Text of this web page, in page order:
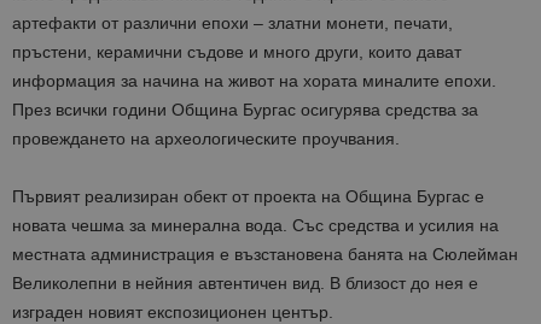
артефакти от различни епохи – златни монети, печати,
пръстени, керамични съдове и много други, които дават
информация за начина на живот на хората миналите епохи.
През всички години Община Бургас осигурява средства за
провеждането на археологическите проучвания.
Първият реализиран обект от проекта на Община Бургас е
новата чешма за минерална вода. Със средства и усилия на
местната администрация е възстановена банята на Сюлейман
Великолепни в нейния автентичен вид. В близост до нея е
изграден новият експозиционен център.